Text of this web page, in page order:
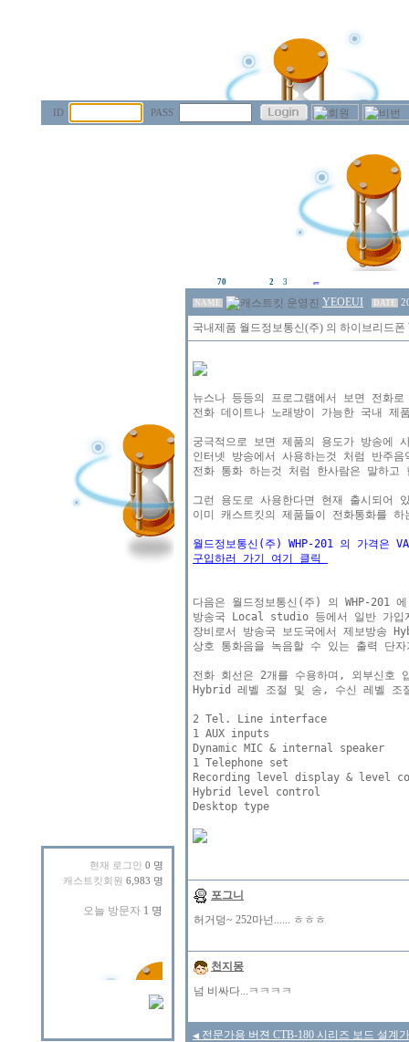
ID PASS
현재 로그인 0 명
캐스트킷회원 6,983 명
70 2 3
NAME YEOEUI DATE
국내제품 월드정보통신(주) 의 하이브리드폰
뉴스나 등등의 프로그램에서 보면 전화
전화 데이트나 노래방이 가능한 국내 제
궁극적으로 보면 제품의 용도가 방송에
인터넷 방송에서 사용하는것 처럼 반주
전화 통화 하는것 처럼 한사람은 말하
그런 용도로 사용한다면 현재 출시되어
이미 캐스트킷의 제품들이 전화통화를
월드정보통신(주) WHP-201 의 가격은
구입하러 가기 여기 클릭
다음은 월드정보통신(주) 의 WHP-201
방송국 Local studio 등에서 일반 가입
장비로서 방송국 보도국에서 제보방송
상호 통화음을 녹음할 수 있는 출력 단
전화 회선은 2개를 수용하며, 외부신호
Hybrid 레벨 조절 및 송, 수신 레벨 조
2 Tel. Line interface
1 AUX inputs
Dynamic MIC & internal speaker
1 Telephone set
Recording level display & level
Hybrid level control
Desktop type
포그니
허거덩~ 252마넌...... ㅎㅎㅎ
천지몽
넘 비싸다...ㅋㅋㅋㅋ
◀ 전문가용 버젼 CTB-180 시리즈 보드 설계